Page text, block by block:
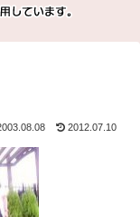
2012.07.10